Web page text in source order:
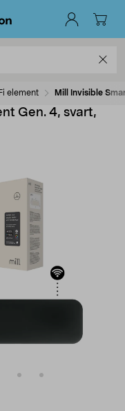
element Mill Invisible
Gen. 4, svart,